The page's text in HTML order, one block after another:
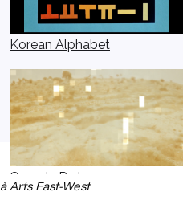
Korean Alphabet
Canada Park
Arts East-West